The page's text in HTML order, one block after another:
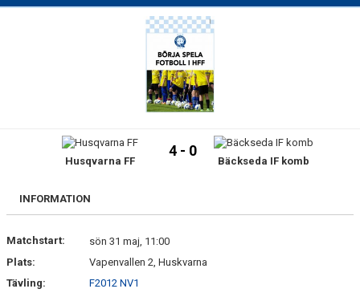
SPELARE & LEDARE
BILDGALLERI
Husqvarna FF
4 - 0
Bäckseda IF komb
INFORMATION
Matchstart:
sön 31 maj, 11:00
Plats:
Vapenvallen 2, Huskvarna
Tävling:
F2012 NV1